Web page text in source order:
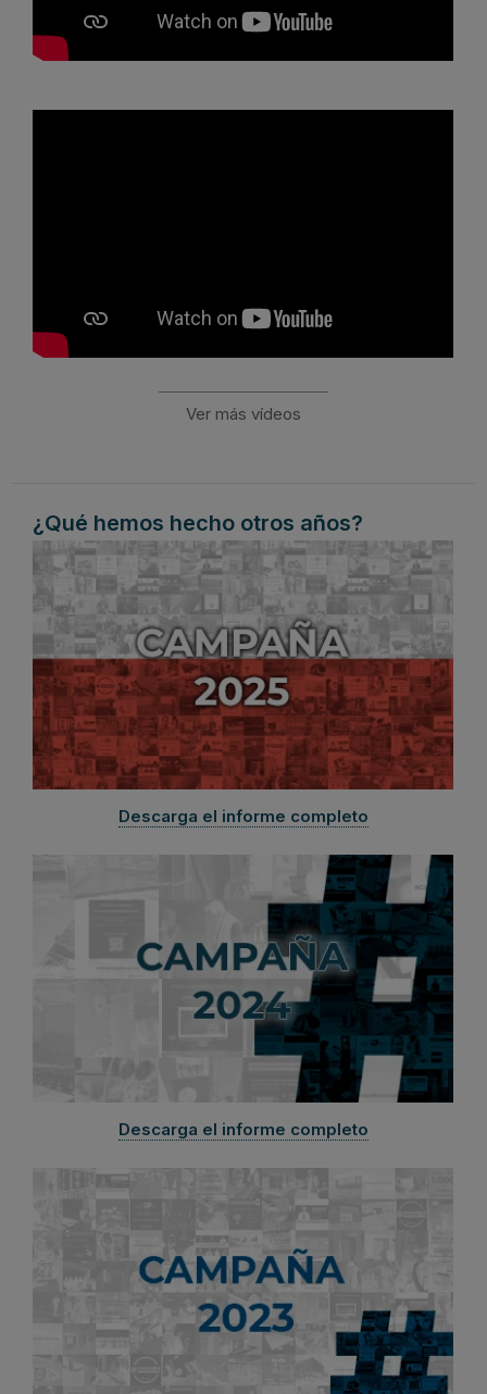
Ver más vídeos
¿Qué hemos hecho otros años?
Descarga el informe completo
Descarga el informe completo